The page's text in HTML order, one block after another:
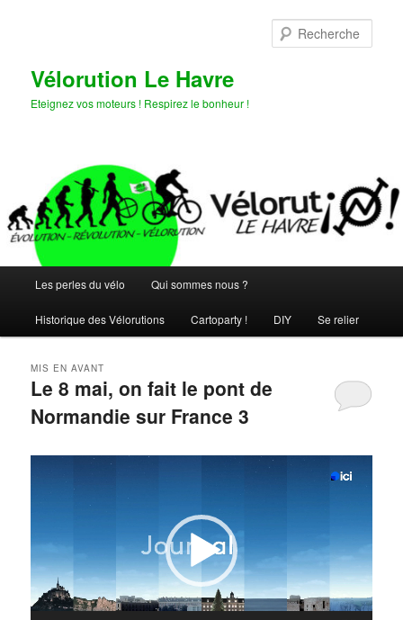
Vélorution Le Havre
Eteignez vos moteurs ! Respirez le bonheur !
principal
Les perles du vélo Qui sommes nous ?
Historique des Vélorutions Cartoparty ! DIY Se relier
Le 8 mai, on fait le pont de
Normandie sur France 3
MIS EN AVANT